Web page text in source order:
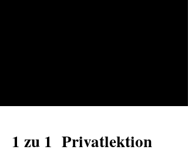
1 zu 1 Privatlektion